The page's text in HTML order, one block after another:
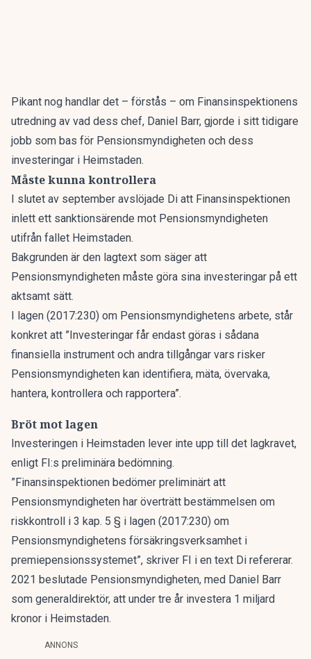
Pikant nog handlar det – förstås – om Finansinspektionens
utredning av vad dess chef, Daniel Barr, gjorde i sitt tidigare
jobb som bas för Pensionsmyndigheten och dess
investeringar i Heimstaden.
Måste kunna kontrollera
I slutet av september avslöjade Di att Finansinspektionen
inlett ett sanktionsärende mot Pensionsmyndigheten
utifrån fallet Heimstaden.
Bakgrunden är den lagtext som säger att
Pensionsmyndigheten måste göra sina investeringar på ett
aktsamt sätt.
I lagen (2017:230) om Pensionsmyndighetens arbete, står
konkret att ”Investeringar får endast göras i sådana
finansiella instrument och andra tillgångar vars risker
Pensionsmyndigheten kan identifiera, mäta, övervaka,
hantera, kontrollera och rapportera”.
Bröt mot lagen
Investeringen i Heimstaden lever inte upp till det lagkravet,
enligt FI:s preliminära bedömning.
”Finansinspektionen bedömer preliminärt att
Pensionsmyndigheten har överträtt bestämmelsen om
riskkontroll i 3 kap. 5 § i lagen (2017:230) om
Pensionsmyndighetens försäkringsverksamhet i
premiepensionssystemet”, skriver FI i en text Di refererar.
2021 beslutade Pensionsmyndigheten, med Daniel Barr
som generaldirektör, att under tre år investera 1 miljard
kronor i Heimstaden.
ANNONS